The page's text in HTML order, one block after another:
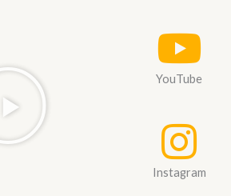
YouTube
Instagram